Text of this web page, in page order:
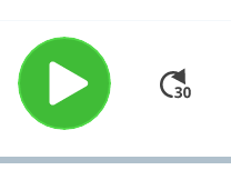
Трибуль, Виктор
Приворотский, и
заслуженные
России: Евгений
Игорь Карташёв,